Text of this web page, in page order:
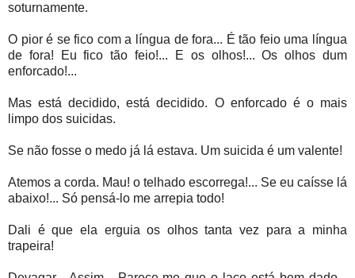
soturnamente.
O pior é se fico com a língua de fora... É tão feio uma língua
de fora! Eu fico tão feio!... E os olhos!... Os olhos dum
enforcado!...
Mas está decidido, está decidido. O enforcado é o mais
limpo dos suicidas.
Se não fosse o medo já lá estava. Um suicida é um valente!
Atemos a corda. Mau! o telhado escorrega!... Se eu caísse lá
abaixo!... Só pensá-lo me arrepia todo!
Dali é que ela erguia os olhos tanta vez para a minha
trapeira!